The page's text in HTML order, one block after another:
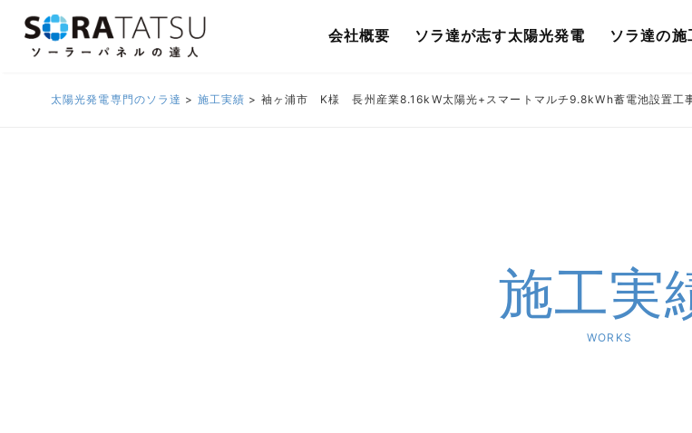
会社概要 ソラ達が志す太陽光発電 ソラ達の施
太陽光発電専門のソラ達 > 施工実績 > 袖ヶ浦市 K様 長州産業8.16kW太陽光+スマートマルチ9.8kWh蓄電池設置工
施工実
WORKS